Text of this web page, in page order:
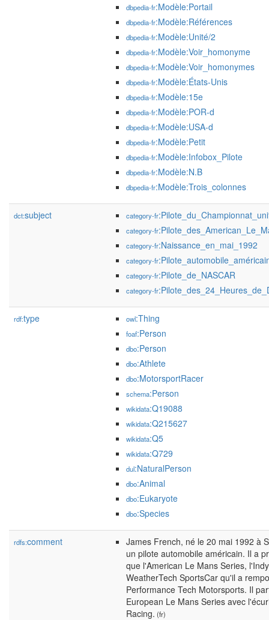
dbpedia-fr:Modèle:Portail
dbpedia-fr:Modèle:Références
dbpedia-fr:Modèle:Unité/2
dbpedia-fr:Modèle:Voir_homonyme
dbpedia-fr:Modèle:Voir_homonymes
dbpedia-fr:Modèle:États-Unis
dbpedia-fr:Modèle:15e
dbpedia-fr:Modèle:POR-d
dbpedia-fr:Modèle:USA-d
dbpedia-fr:Modèle:Petit
dbpedia-fr:Modèle:Infobox_Pilote
dbpedia-fr:Modèle:N.B
dbpedia-fr:Modèle:Trois_colonnes
dct:subject category-fr
category-fr
category-fr:Naissance_en_mai_1992
category-fr
category-fr:Pilote_de_NASCAR
category-fr
rdf:type owl:Thing
foaf:Person
dbo:Person
dbo:Athlete
dbo:MotorsportRacer
schema:Person
wikidata:Q19088
wikidata:Q215627
wikidata:Q5
wikidata:Q729
dul:NaturalPerson
dbo:Animal
dbo:Eukaryote
dbo:Species
rdfs:comment
James French, né le 20 mai 1992 à
un pilote automobile américain. Il a
que l'American Le Mans Series,
WeatherTech SportsCar qu'il a
Performance Tech Motorsports. Il
European Le Mans Series avec
Racing. (fr)